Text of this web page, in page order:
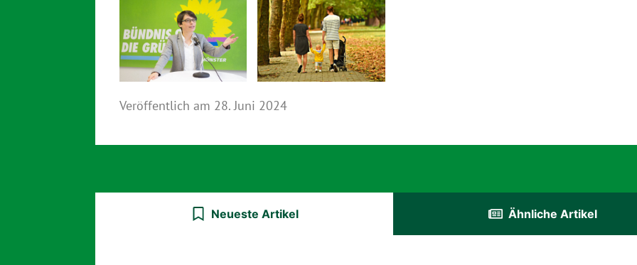
Veröffentlich am 28. Juni 2024
Neueste Artikel Ähnliche Artikel